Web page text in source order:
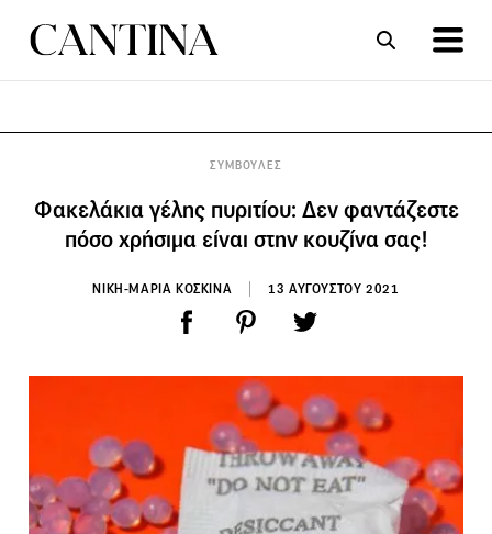
ΣΥΜΒΟΥΛΕΣ
Φακελάκια γέλης πυριτίου: Δεν φαντάζεστε
πόσο χρήσιμα είναι στην κουζίνα σας!
ΝΙΚΗ-ΜΑΡΙΑ ΚΟΣΚΙΝΑ 13 ΑΥΓΟΥΣΤΟΥ 2021